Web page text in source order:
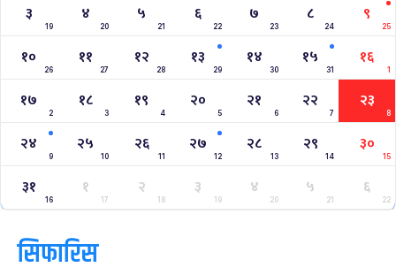
३
19
४
20
५
21
६
22
७
23
८
24
९
25
१०
26
११
27
१२
28
१३
29
१४
30
१५
31
१६
1
१७
2
१८
3
१९
4
२०
5
२१
6
२२
7
२३
8
२४
9
२५
10
२६
11
२७
12
२८
13
२९
14
३०
15
३१
16
१
17
२
18
३
19
४
20
५
21
६
22
सिफारिस